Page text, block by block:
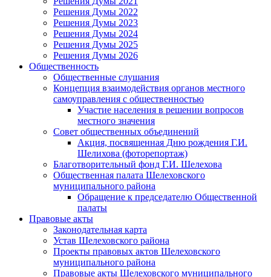
Решения Думы 2022
Решения Думы 2023
Решения Думы 2024
Решения Думы 2025
Решения Думы 2026
Общественность
Общественные слушания
Концепция взаимодействия органов местного
самоуправления с общественностью
Участие населения в решении вопросов
местного значения
Совет общественных объединений
Акция, посвященная Дню рождения Г.И.
Шелихова (фоторепортаж)
Благотворительный фонд Г.И. Шелехова
Общественная палата Шелеховского
муниципального района
Обращение к председателю Общественной
палаты
Правовые акты
Законодательная карта
Устав Шелеховского района
Проекты правовых актов Шелеховского
муниципального района
Правовые акты Шелеховского муниципального